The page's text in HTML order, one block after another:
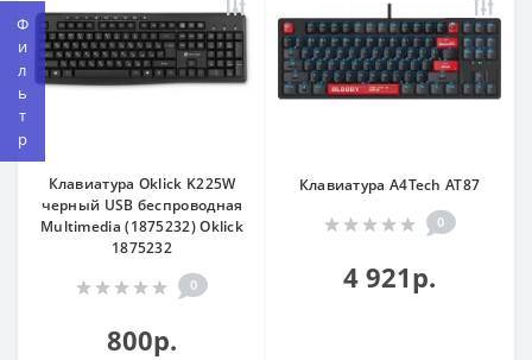
Фильтр
Клавиатура Oklick K225W
черный USB беспроводная
Multimedia (1875232) Oklick
1875232
0
800р.
Клавиатура A4Tech AT87
0
4 921р.